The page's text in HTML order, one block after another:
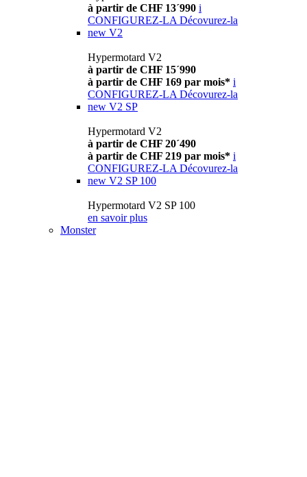
à partir de CHF 13´990 i
CONFIGUREZ-LA Décovurez-la
new V2
Hypermotard V2
à partir de CHF 15´990
à partir de CHF 169 par mois* i
CONFIGUREZ-LA Décovurez-la
new V2 SP
Hypermotard V2
à partir de CHF 20´490
à partir de CHF 219 par mois* i
CONFIGUREZ-LA Décovurez-la
new V2 SP 100
Hypermotard V2 SP 100
en savoir plus
Monster